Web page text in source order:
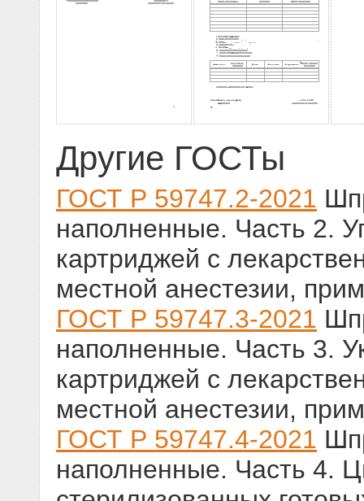
Другие ГОСТы
ГОСТ Р 59747.2-2021
наполненные. Часть 2.
картриджей с
местной анестезии,
ГОСТ Р 59747.3-2021
наполненные. Часть 3.
картриджей с
местной анестезии,
ГОСТ Р 59747.4-2021
наполненные. Часть 4.